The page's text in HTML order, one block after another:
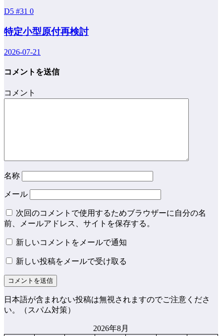
D5 #31 0
特定小型原付再検討
2026-07-21
コメントを送信
コメント
名称
メール
次回のコメントで使用するためブラウザーに自分の名
前、メールアドレス、サイトを保存する。
新しいコメントをメールで通知
新しい投稿をメールで受け取る
日本語が含まれない投稿は無視されますのでご注意くださ
い。（スパム対策）
2026年8月